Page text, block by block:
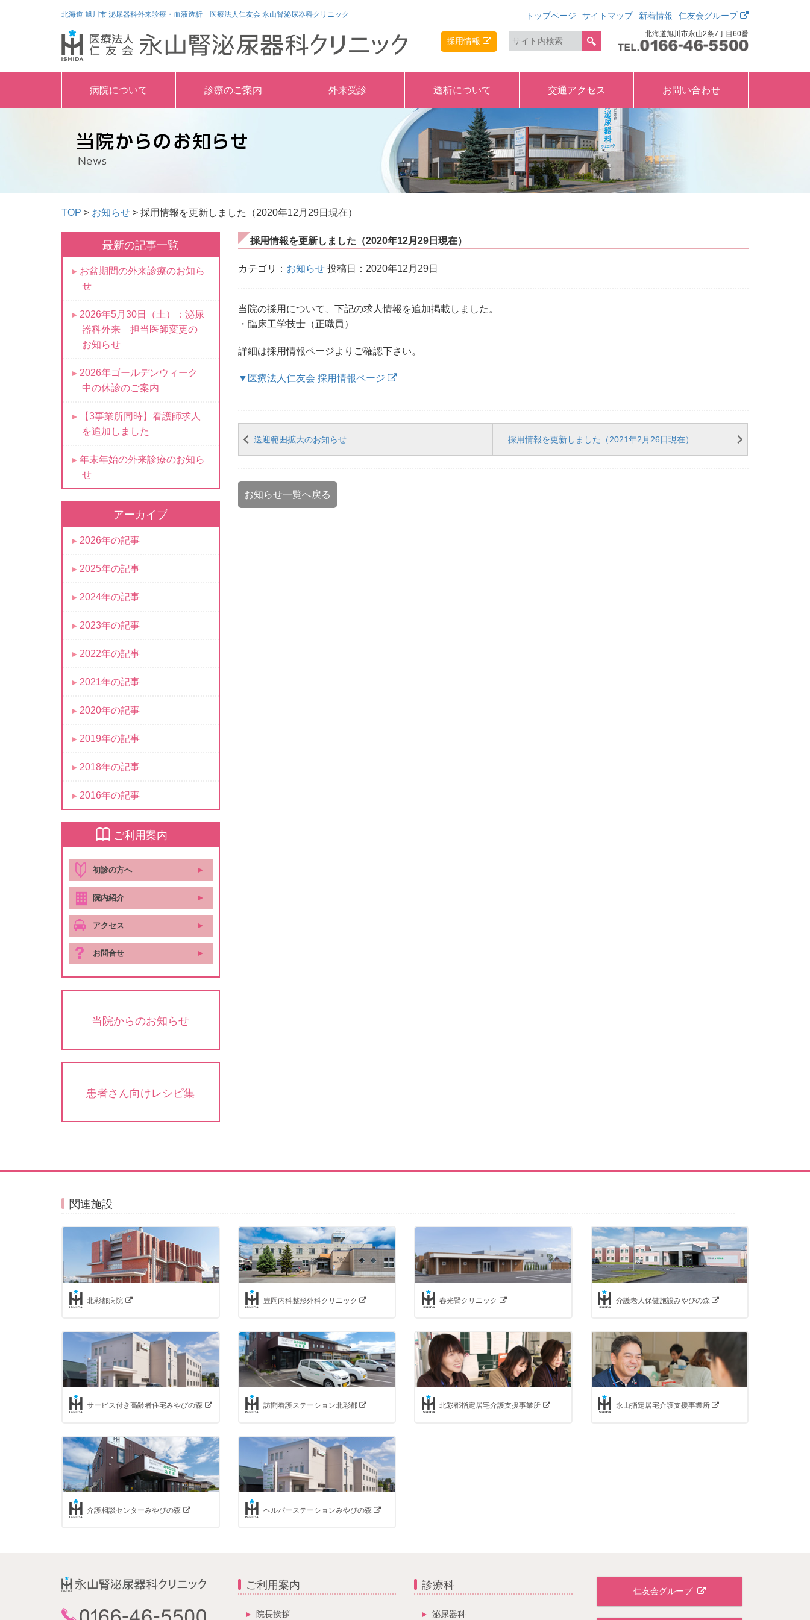
北海道 旭川市 泌尿器科外来診療・血液透析 医療法人仁友会 永山腎泌尿器科クリニック トップページ サイトマップ 新着情報 仁友会グループ
採用情報
北海道旭川市永山2条7丁目60番
病院について 診療のご案内 外来受診 透析について 交通アクセス お問い合わせ
TOP > お知らせ > 採用情報を更新しました（2020年12月29日現在）
採用情報を更新しました（2020年12月29日現在）
カテゴリ： お知らせ 投稿日：2020年12月29日
当院の採用について、下記の求人情報を追加掲載しました。
・臨床工学技士（正職員）
詳細は採用情報ページよりご確認下さい。
▼医療法人仁友会 採用情報ページ
送迎範囲拡大のお知らせ 採用情報を更新しました（2021年2月26日現在）
お知らせ一覧へ戻る
最新の記事一覧
お盆期間の外来診療のお知ら
せ
2026年5月30日（土）：泌尿
器科外来 担当医師変更の
お知らせ
2026年ゴールデンウィーク
中の休診のご案内
【3事業所同時】看護師求人
を追加しました
年末年始の外来診療のお知ら
せ
アーカイブ
2026年の記事
2025年の記事
2024年の記事
2023年の記事
2022年の記事
2021年の記事
2020年の記事
2019年の記事
2018年の記事
2016年の記事
ご利用案内
初診の方へ
院内紹介
アクセス
お問合せ
当院からのお知らせ
患者さん向けレシピ集
関連施設
北彩都病院 豊岡内科整形外科クリニック 春光腎クリニック 介護老人保健施設みやびの森
サービス付き高齢者住宅みやびの森 訪問看護ステーション北彩都 北彩都指定居宅介護支援事業所 永山指定居宅介護支援事業所
介護相談センターみやびの森 ヘルパーステーションみやびの森
ご利用案内
院長挨拶
診療科
泌尿器科
仁友会グループ